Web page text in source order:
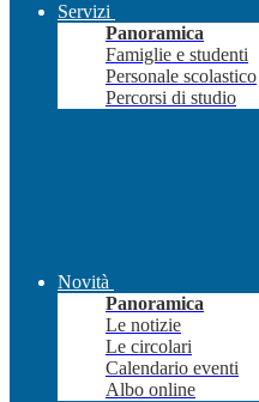
Servizi
Panoramica
Famiglie e studenti
Personale scolastico
Percorsi di studio
Novità
Panoramica
Le notizie
Le circolari
Calendario eventi
Albo online